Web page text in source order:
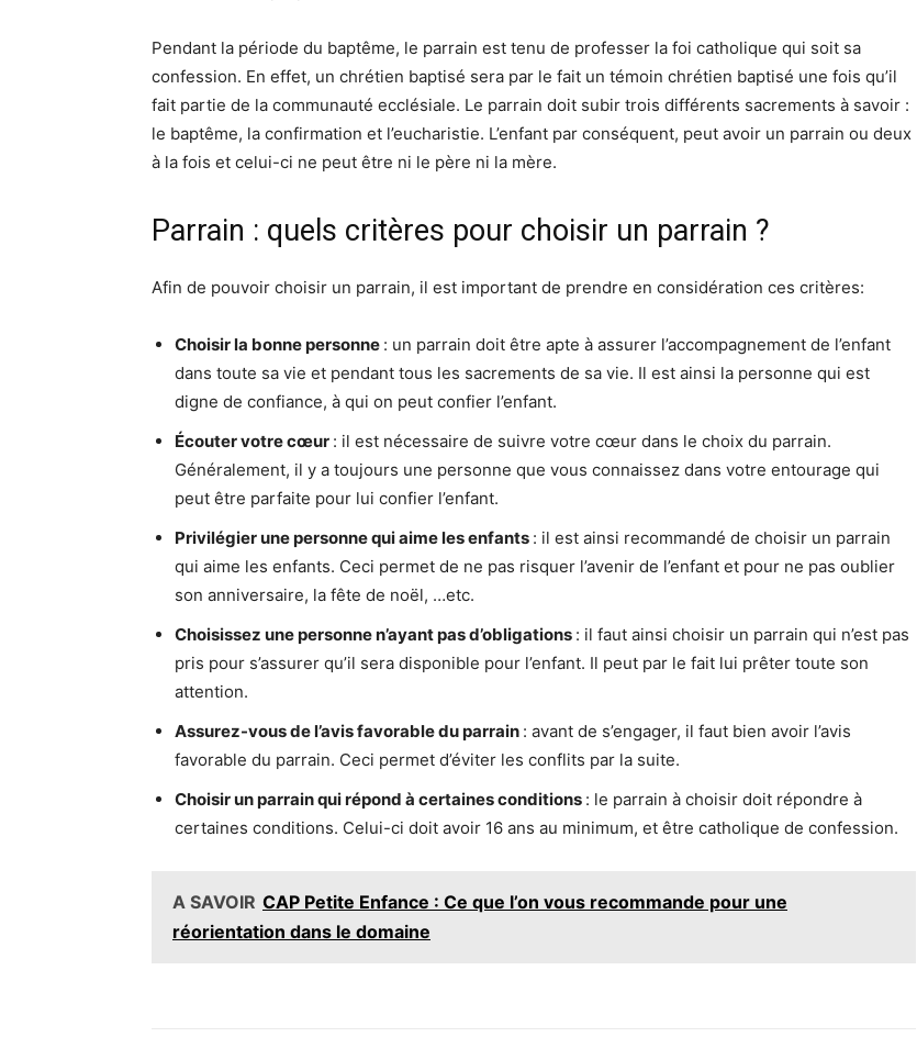
Pendant la période du baptême, le parrain est tenu de professer la foi catholique qui soit sa
confession. En effet, un chrétien baptisé sera par le fait un témoin chrétien baptisé une fois qu’il
fait partie de la communauté ecclésiale. Le parrain doit subir trois différents sacrements à savoir :
le baptême, la confirmation et l’eucharistie. L’enfant par conséquent, peut avoir un parrain ou deux
à la fois et celui-ci ne peut être ni le père ni la mère.
Parrain : quels critères pour choisir un parrain ?
Afin de pouvoir choisir un parrain, il est important de prendre en considération ces critères:
Choisir la bonne personne : un parrain doit être apte à assurer l’accompagnement de l’enfant
dans toute sa vie et pendant tous les sacrements de sa vie. Il est ainsi la personne qui est
digne de confiance, à qui on peut confier l’enfant.
Écouter votre cœur : il est nécessaire de suivre votre cœur dans le choix du parrain.
Généralement, il y a toujours une personne que vous connaissez dans votre entourage qui
peut être parfaite pour lui confier l’enfant.
Privilégier une personne qui aime les enfants : il est ainsi recommandé de choisir un parrain
qui aime les enfants. Ceci permet de ne pas risquer l’avenir de l’enfant et pour ne pas oublier
son anniversaire, la fête de noël, …etc.
Choisissez une personne n’ayant pas d’obligations : il faut ainsi choisir un parrain qui n’est pas
pris pour s’assurer qu’il sera disponible pour l’enfant. Il peut par le fait lui prêter toute son
attention.
Assurez-vous de l’avis favorable du parrain : avant de s’engager, il faut bien avoir l’avis
favorable du parrain. Ceci permet d’éviter les conflits par la suite.
Choisir un parrain qui répond à certaines conditions : le parrain à choisir doit répondre à
certaines conditions. Celui-ci doit avoir 16 ans au minimum, et être catholique de confession.
A SAVOIR CAP Petite Enfance : Ce que l’on vous recommande pour une
réorientation dans le domaine